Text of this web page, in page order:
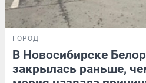
ГОРОД
В Новосибирске
закрылась раньше,